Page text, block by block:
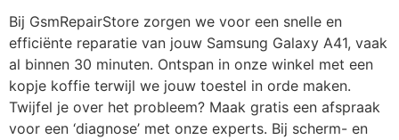
Bij GsmRepairStore zorgen we voor een snelle en
efficiënte reparatie van jouw Samsung Galaxy A41, vaak
al binnen 30 minuten. Ontspan in onze winkel met een
kopje koffie terwijl we jouw toestel in orde maken.
Twijfel je over het probleem? Maak gratis een afspraak
voor een ‘diagnose’ met onze experts. Bij scherm- en